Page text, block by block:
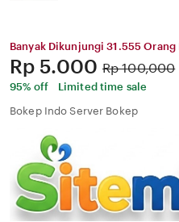
Banyak Dikunjungi 31.555
Price:
Rp 5.000 Original
Price:
Rp 100,000
95% off
Limited time sale
Bokep Indo Server Bokep